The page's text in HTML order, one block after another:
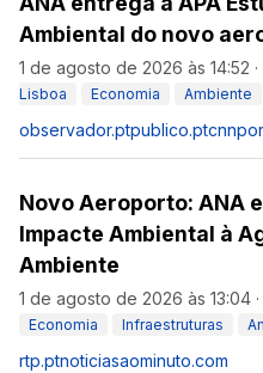
Ambiental do novo
1 de agosto de 2026 às 14:52 ·
Lisboa
Economia Ambiente
observador.ptpublico.pt
Novo Aeroporto: ANA
Impacte Ambiental à
Ambiente
1 de agosto de 2026 às 13:04 ·
Economia Infraestruturas
rtp.ptnoticiasaominuto.com